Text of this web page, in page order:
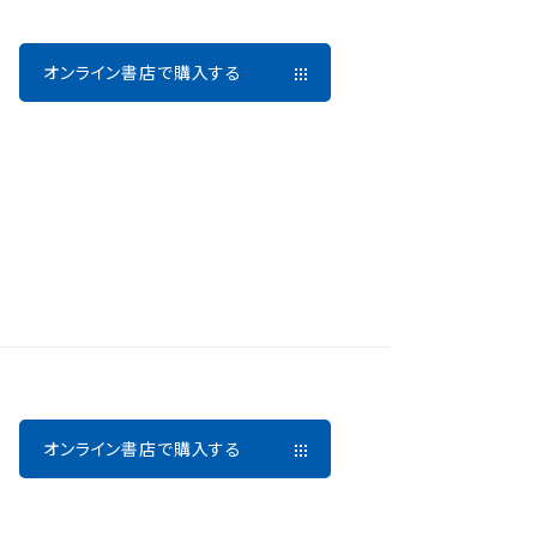
オンライン書店で購入する
オンライン書店で購入する